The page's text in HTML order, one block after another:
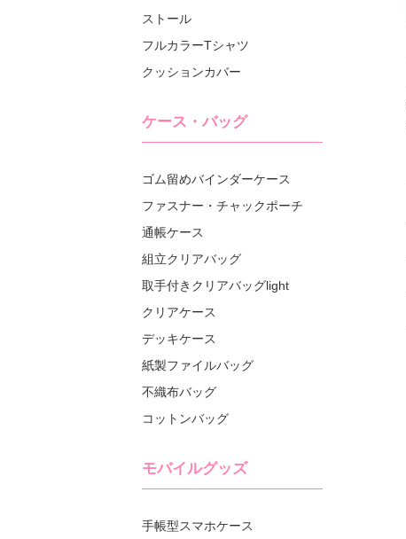
ストール
フルカラーTシャツ
クッションカバー
ケース・バッグ
ゴム留めバインダーケース
ファスナー・チャックポーチ
通帳ケース
組立クリアバッグ
取手付きクリアバッグlight
クリアケース
デッキケース
紙製ファイルバッグ
不織布バッグ
コットンバッグ
モバイルグッズ
手帳型スマホケース